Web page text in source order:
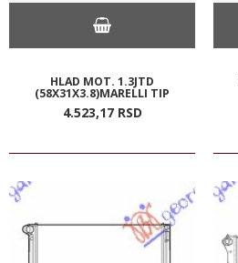
HLAD MOT. 1.3JTD
(58X31X3.8)MARELLI TIP
4.523,17 RSD